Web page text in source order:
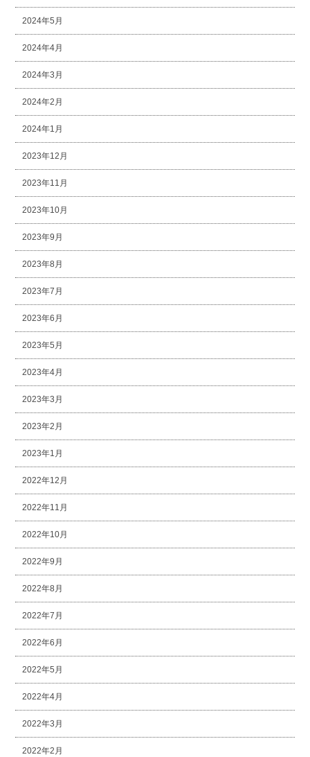
2024年5月
2024年4月
2024年3月
2024年2月
2024年1月
2023年12月
2023年11月
2023年10月
2023年9月
2023年8月
2023年7月
2023年6月
2023年5月
2023年4月
2023年3月
2023年2月
2023年1月
2022年12月
2022年11月
2022年10月
2022年9月
2022年8月
2022年7月
2022年6月
2022年5月
2022年4月
2022年3月
2022年2月